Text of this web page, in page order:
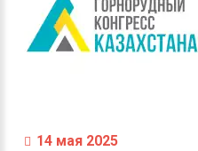
14 мая 2025